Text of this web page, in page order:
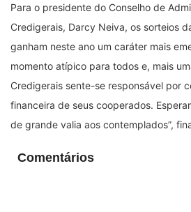
Para o presidente do Conselho de
Credigerais, Darcy Neiva, os sorteios
ganham neste ano um caráter mais
momento atípico para todos e, mais
Credigerais sente-se responsável por
financeira de seus cooperados.
de grande valia aos contemplados”,
Comentários